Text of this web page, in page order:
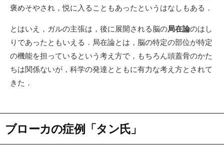
褒めそやされ，悦に入ることもあったというはなしもある．
とはいえ，ガルの主張は，後に展開される脳の局在論のはし
りであったともいえる．局在論とは，脳の特定の部位が特定
の機能を担っているという考え方で，もちろん頭蓋骨のかた
ちは関係ないが，科学の発達とともに有力な考え方とされて
きた．
ブローカの症例「タン氏」